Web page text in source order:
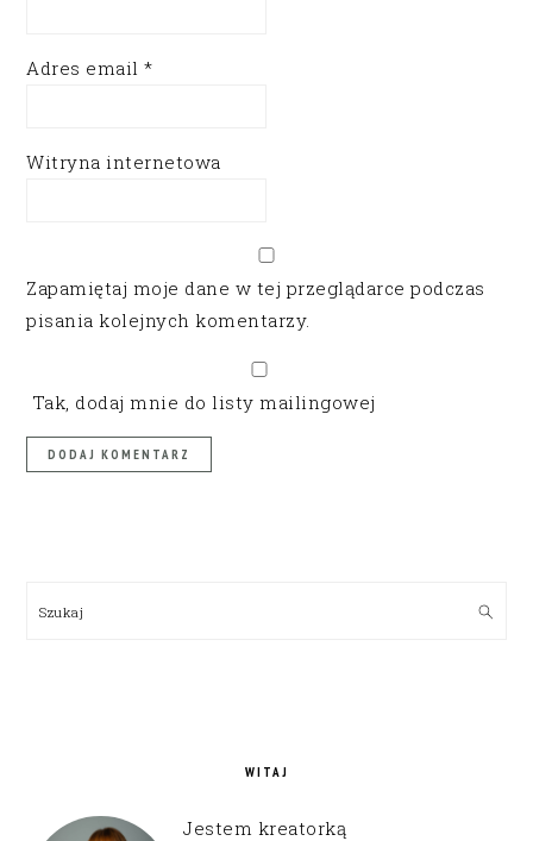
Adres email*
Witryna internetowa
Zapamiętaj moje dane w tej przeglądarce podczas
pisania kolejnych komentarzy.
Tak, dodaj mnie do listy mailingowej
Szukaj
WITAJ
Jestem kreatorką